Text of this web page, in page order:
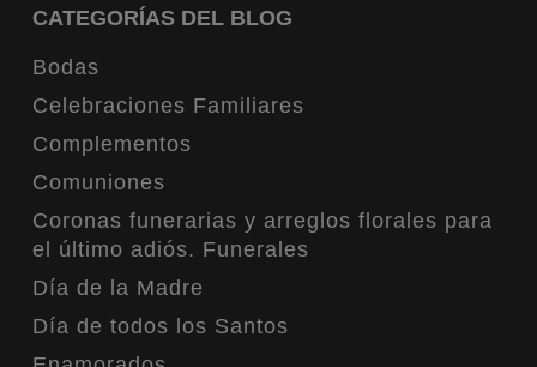
CATEGORÍAS DEL BLOG
Bodas
Celebraciones Familiares
Complementos
Comuniones
Coronas funerarias y arreglos florales para
el último adiós. Funerales
Día de la Madre
Día de todos los Santos